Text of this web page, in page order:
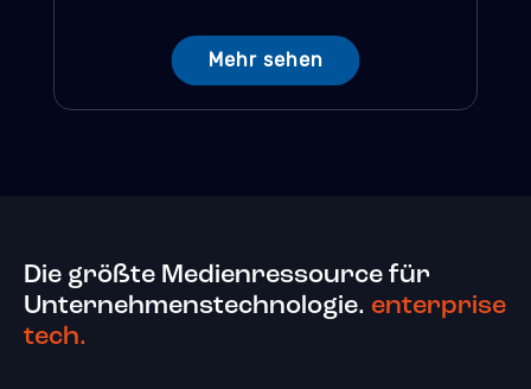
Mehr sehen
Die größte Medienressource für
Unternehmenstechnologie. enterprise
tech.